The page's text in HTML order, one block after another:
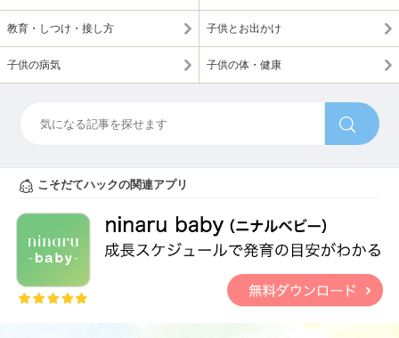
教育・しつけ・接し方 子供とお出かけ
子供の病気 子供の体・健康
こそだてハックの関連アプリ